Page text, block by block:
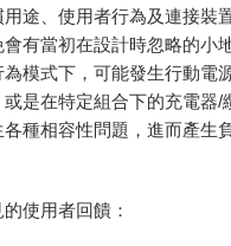
途、使用者行為及連接裝
有當初在設計時忽略的小
模式下，可能發生行動電
是在特定組合下的充電器/
種相容性問題，進而產生
使用者回饋：